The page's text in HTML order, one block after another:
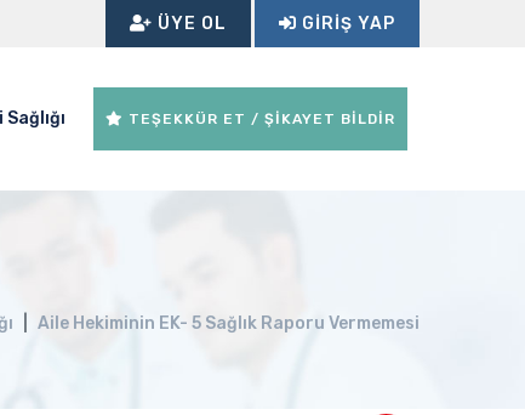
ÜYE OL GIRIŞ YAP
TEŞEKKÜR ET / ŞİKAYET BİLDİR
Aile Hekiminin EK- 5 Sağlık Raporu Vermemesi